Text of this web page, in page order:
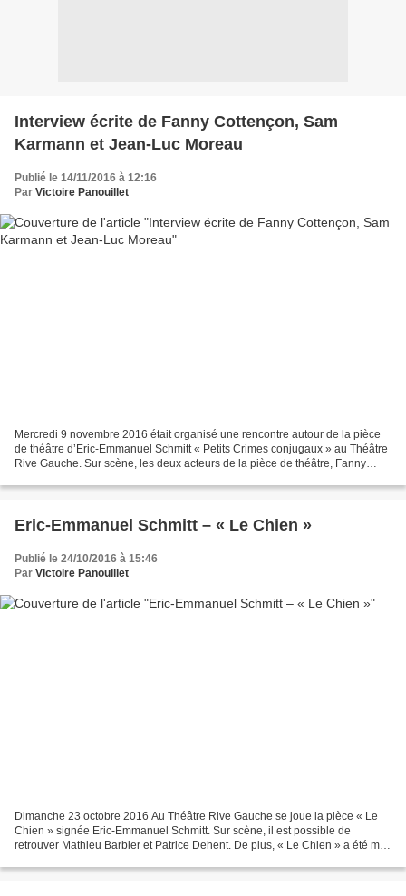
Interview écrite de Fanny Cottençon, Sam
Karmann et Jean-Luc Moreau
Publié le 14/11/2016 à 12:16
Par Victoire Panouillet
Mercredi 9 novembre 2016 était organisé une rencontre autour de la pièce
de théâtre d’Eric-Emmanuel Schmitt « Petits Crimes conjugaux » au Théâtre
Rive Gauche. Sur scène, les deux acteurs de la pièce de théâtre, Fanny
Eric-Emmanuel Schmitt – « Le Chien »
Publié le 24/10/2016 à 15:46
Par Victoire Panouillet
Dimanche 23 octobre 2016 Au Théâtre Rive Gauche se joue la pièce « Le
Chien » signée Eric-Emmanuel Schmitt. Sur scène, il est possible de
retrouver Mathieu Barbier et Patrice Dehent. De plus, « Le Chien » a été mis